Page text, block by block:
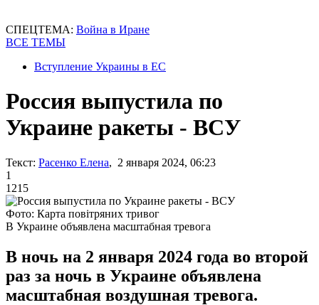
СПЕЦТЕМА: Война в Иране
ВСЕ ТЕМЫ
Вступление Украины в ЕС
Россия выпустила по
Украине ракеты - ВСУ
Текст: Расенко Елена, 2 января 2024, 06:23
1
1215
Фото: Карта повітряних тривог
В Украине объявлена масштабная тревога
В ночь на 2 января 2024 года во второй
раз за ночь в Украине объявлена
масштабная воздушная тревога.